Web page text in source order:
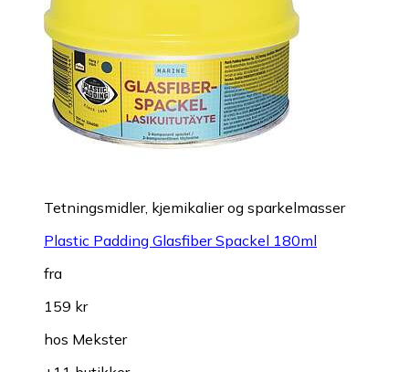
Tetningsmidler, kjemikalier og sparkelmasser
Plastic Padding Glasfiber Spackel 180ml
fra
159 kr
hos Mekster